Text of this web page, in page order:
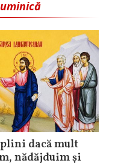
dacă mult
nădăjduim și